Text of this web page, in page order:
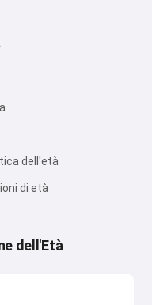
dell'età
di età
dell'Età